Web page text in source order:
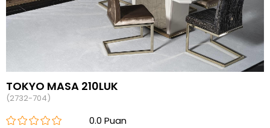
TOKYO MASA 210LUK
(2732-704)
0.0